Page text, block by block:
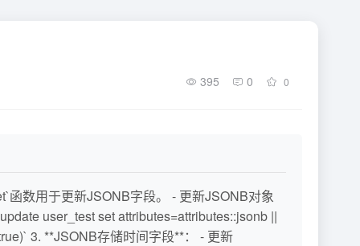
395 0 0
函数用于更新JSONB字段。 - 更新JSONB对象
user_test set attributes=attributes::jsonb ||
3. **JSONB存储时间字段**： - 更新